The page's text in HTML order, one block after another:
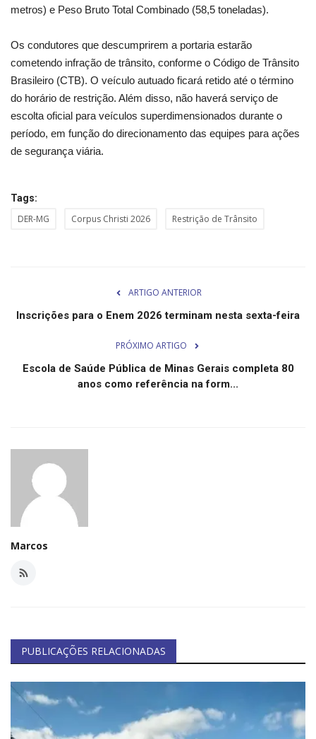
metros) e Peso Bruto Total Combinado (58,5 toneladas).
Os condutores que descumprirem a portaria estarão
cometendo infração de trânsito, conforme o Código de Trânsito
Brasileiro (CTB). O veículo autuado ficará retido até o término
do horário de restrição. Além disso, não haverá serviço de
escolta oficial para veículos superdimensionados durante o
período, em função do direcionamento das equipes para ações
de segurança viária.
Tags:
DER-MG Corpus Christi 2026 Restrição de Trânsito
ARTIGO ANTERIOR
Inscrições para o Enem 2026 terminam nesta sexta-feira
PRÓXIMO ARTIGO
Escola de Saúde Pública de Minas Gerais completa 80
anos como referência na form...
Marcos
PUBLICAÇÕES RELACIONADAS